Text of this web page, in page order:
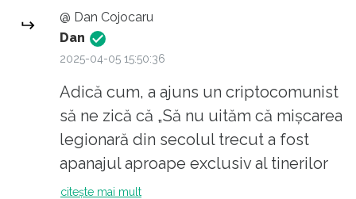
neșcoliți... Și atenție! atât deștepții cât și
proștii pot avea DREPTATE uneori. Da,
uneori adevărul poate fi rostit (din intuiție,
din har, din experiența de viață etc) și de
gura unuia considerat prost. Deștepții au
tendința să facă abuz de rațiune seacă în
detrimentul intuiției și ”bunului simț al
pământului”. Dar rațiunea poate da și ea chix
@ Dan Cojocaru
Dan
2025-04-05 15:50:36
Adică cum, a ajuns un criptocomunist
să ne zică că „Să nu uităm că mișcarea
legionară din secolul trecut a fost
apanajul aproape exclusiv al tinerilor
școliți (inclusiv pe afară), inteligenți,
citește mai mult